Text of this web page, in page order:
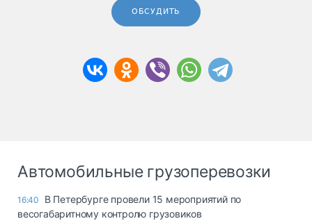
ОБСУДИТЬ
Автомобильные грузоперевозки
16:40
В Петербурге провели 15 мероприятий по
весогабаритному контролю грузовиков